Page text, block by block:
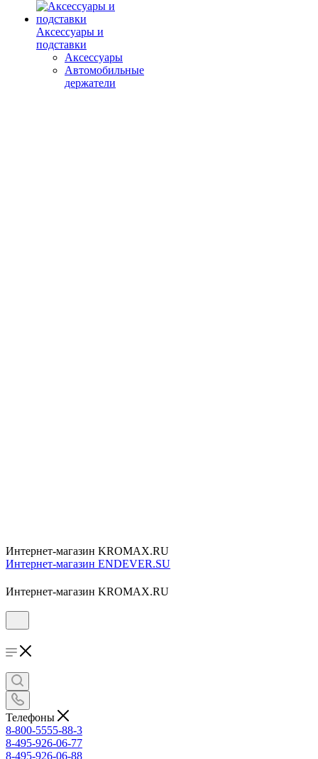
Аксессуары и
подставки
Аксессуары
Автомобильные
держатели
Интернет-магазин KROMAX.RU
Интернет-магазин ENDEVER.SU
Интернет-магазин KROMAX.RU
Телефоны
8-800-5555-88-3
8-495-926-06-77
8-495-926-06-88